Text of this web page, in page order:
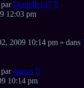
parDentelle127
12:03 pm
2009 10:14 pm » dans
parstartos
10:14 pm